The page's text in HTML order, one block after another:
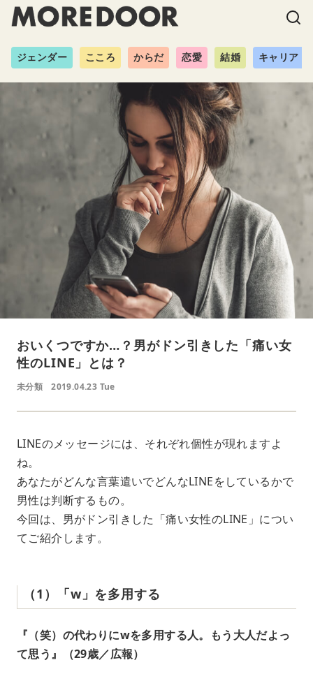
ジェンダー こころ からだ 恋愛 結婚 キャリア
おいくつですか…？男がドン引きした「痛い女
性のLINE」とは？
未分類 2019.04.23 Tue
LINEのメッセージには、それぞれ個性が現れますよ
ね。
あなたがどんな言葉遣いでどんなLINEをしているかで
男性は判断するもの。
今回は、男がドン引きした「痛い女性のLINE」につい
てご紹介します。
（1）「w」を多用する
『（笑）の代わりにwを多用する人。もう大人だよっ
て思う』（29歳／広報）